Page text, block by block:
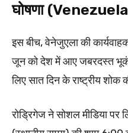
घोषणा
इस बीच, वेनेजुएला की
जून को देश में आए जबरदस्त
लिए सात दिन के राष्ट्रीय शोक
रोड्रिगेज ने सोशल मीडिया पर